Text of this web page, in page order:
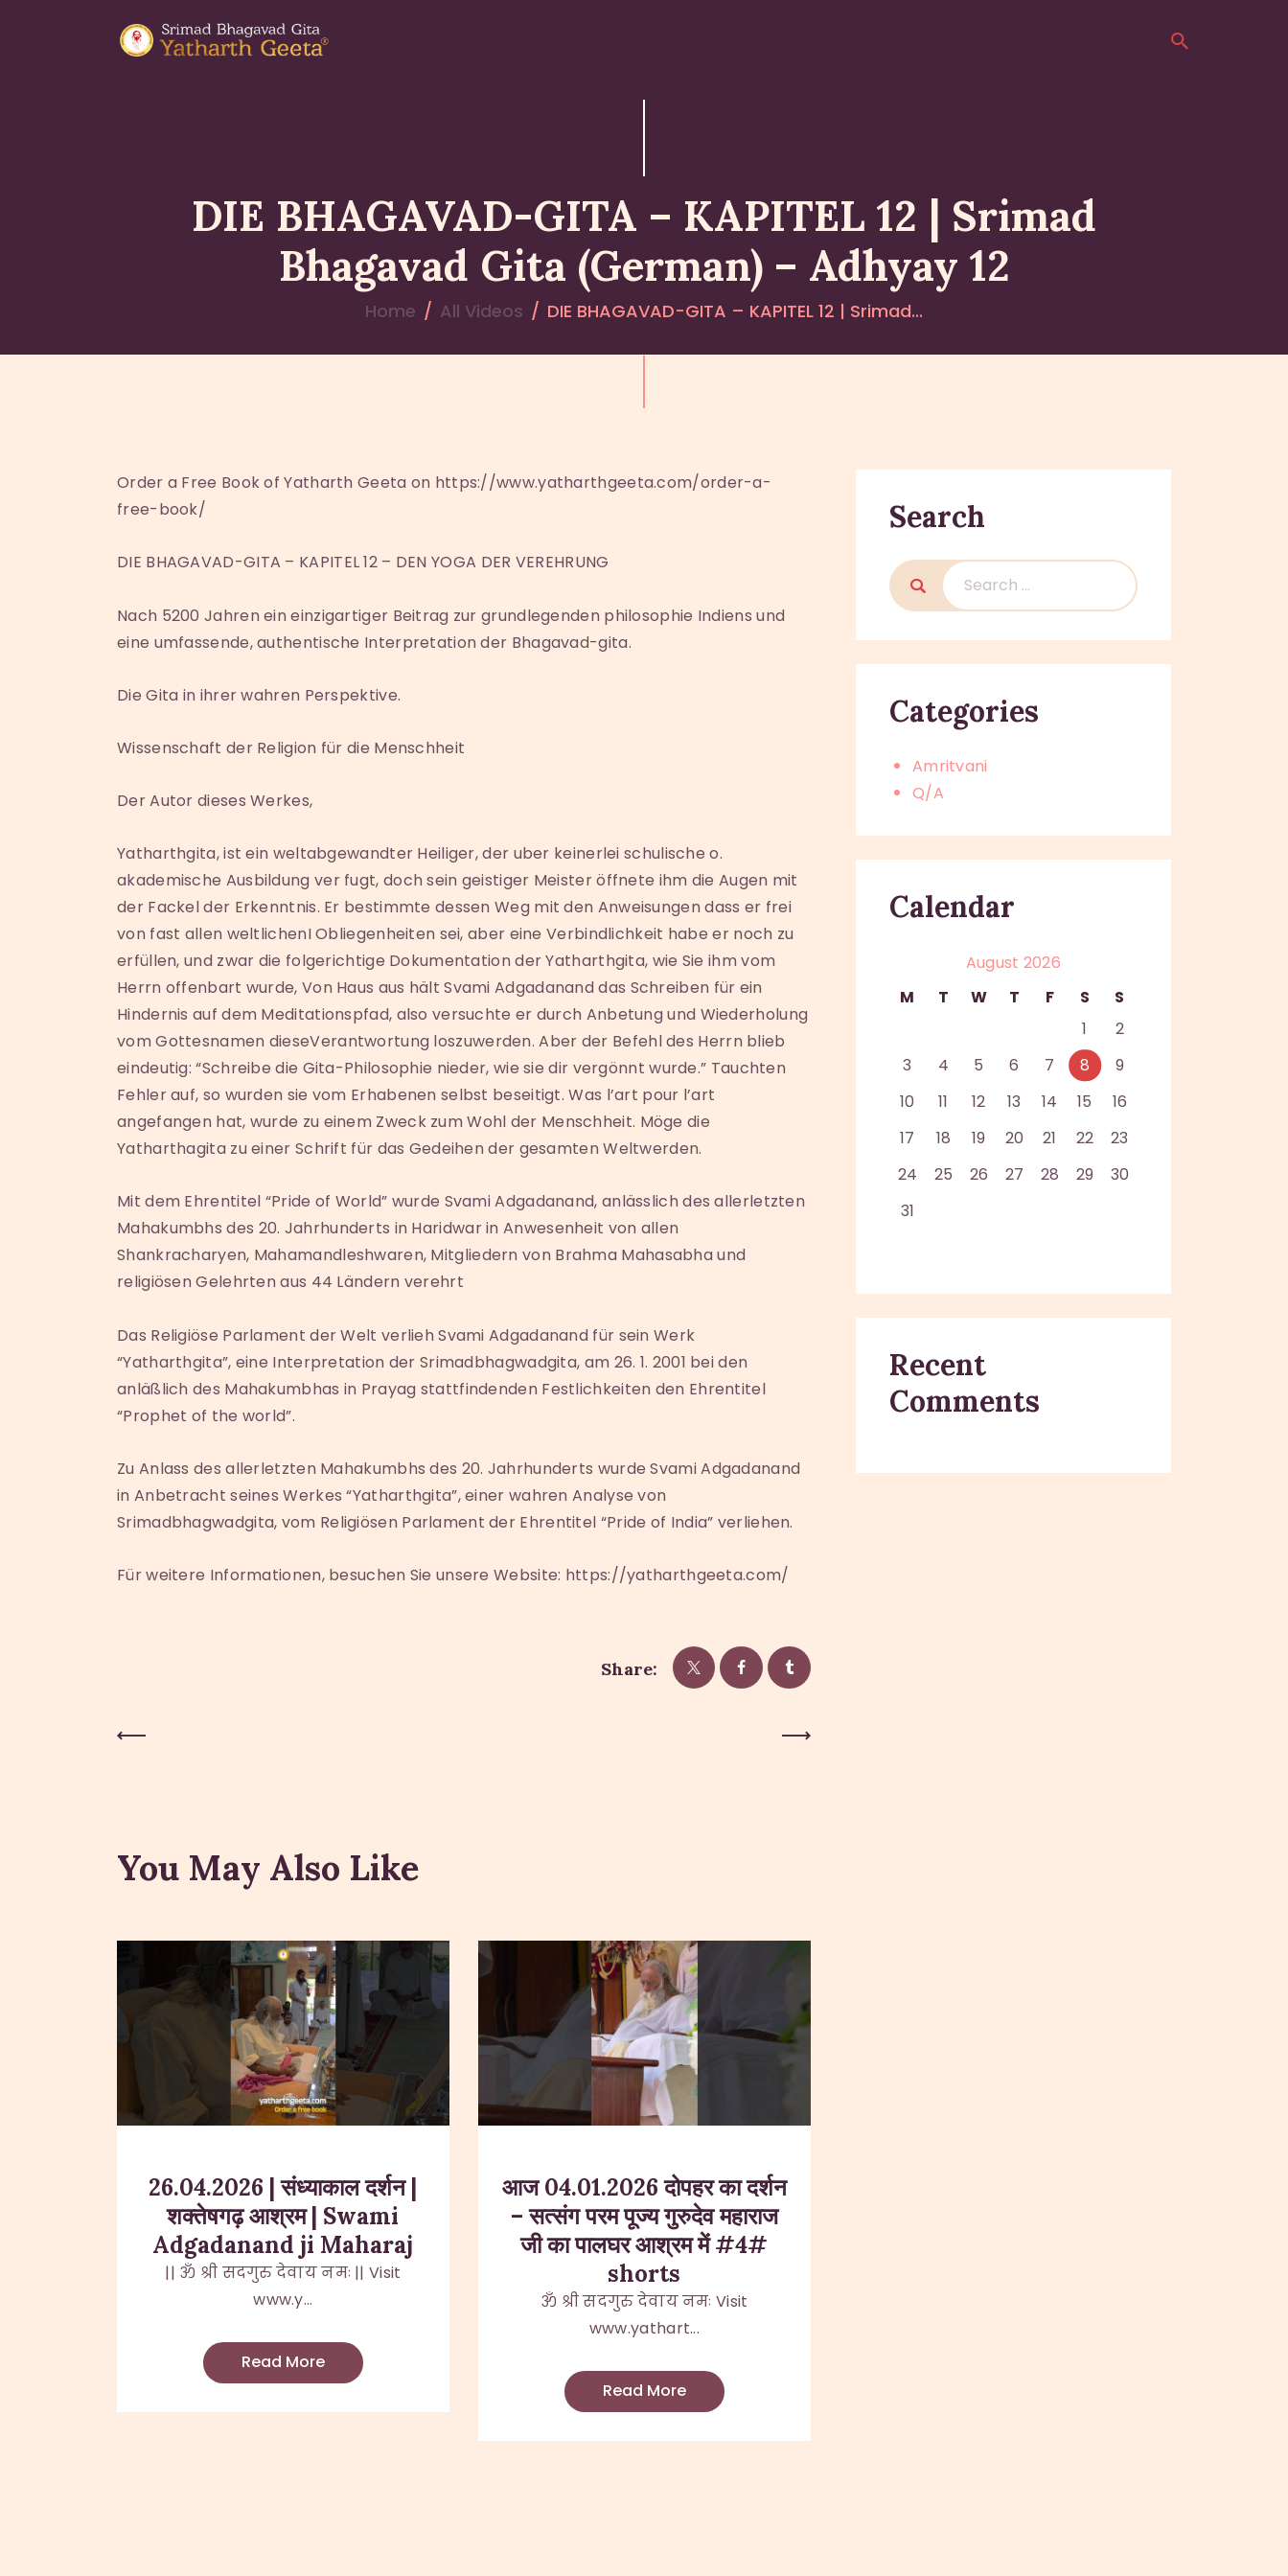
DIE BHAGAVAD-GITA – KAPITEL 12 | Srimad
Bhagavad Gita (German) – Adhyay 12
Home All Videos DIE BHAGAVAD-GITA – KAPITEL 12 | Srimad...
BOOKS & PUBLICATION
CONTACT US
Order a Free Book of Yatharth Geeta on https://www.yatharthgeeta.com/order-a-
free-book/
DIE BHAGAVAD-GITA – KAPITEL 12 – DEN YOGA DER VEREHRUNG
Nach 5200 Jahren ein einzigartiger Beitrag zur grundlegenden philosophie Indiens und
eine umfassende, authentische Interpretation der Bhagavad-gita.
Die Gita in ihrer wahren Perspektive.
Wissenschaft der Religion für die Menschheit
Der Autor dieses Werkes,
Yatharthgita, ist ein weltabgewandter Heiliger, der uber keinerlei schulische o.
akademische Ausbildung ver fugt, doch sein geistiger Meister öffnete ihm die Augen mit
der Fackel der Erkenntnis. Er bestimmte dessen Weg mit den Anweisungen dass er frei
von fast allen weltlichenI Obliegenheiten sei, aber eine Verbindlichkeit habe er noch zu
erfüllen, und zwar die folgerichtige Dokumentation der Yatharthgita, wie Sie ihm vom
Herrn offenbart wurde, Von Haus aus hält Svami Adgadanand das Schreiben für ein
Hindernis auf dem Meditationspfad, also versuchte er durch Anbetung und Wiederholung
vom Gottesnamen dieseVerantwortung loszuwerden. Aber der Befehl des Herrn blieb
eindeutig: “Schreibe die Gita-Philosophie nieder, wie sie dir vergönnt wurde.” Tauchten
Fehler auf, so wurden sie vom Erhabenen selbst beseitigt. Was l’art pour l’art
angefangen hat, wurde zu einem Zweck zum Wohl der Menschheit. Möge die
Yatharthagita zu einer Schrift für das Gedeihen der gesamten Weltwerden.
Mit dem Ehrentitel “Pride of World” wurde Svami Adgadanand, anlässlich des allerletzten
Mahakumbhs des 20. Jahrhunderts in Haridwar in Anwesenheit von allen
Shankracharyen, Mahamandleshwaren, Mitgliedern von Brahma Mahasabha und
religiösen Gelehrten aus 44 Ländern verehrt
Das Religiöse Parlament der Welt verlieh Svami Adgadanand für sein Werk
“Yatharthgita”, eine Interpretation der Srimadbhagwadgita, am 26. 1. 2001 bei den
anläßlich des Mahakumbhas in Prayag stattfindenden Festlichkeiten den Ehrentitel
“Prophet of the world”.
Zu Anlass des allerletzten Mahakumbhs des 20. Jahrhunderts wurde Svami Adgadanand
in Anbetracht seines Werkes “Yatharthgita”, einer wahren Analyse von
Srimadbhagwadgita, vom Religiösen Parlament der Ehrentitel “Pride of India” verliehen.
Für weitere Informationen, besuchen Sie unsere Website: https://yatharthgeeta.com/
Share:
Post
You May Also Like
26.04.2026 | संध्याकाल दर्शन |
शक्तेषगढ़ आश्रम | Swami
Adgadanand ji Maharaj
|| ॐ श्री सदगुरु देवाय नमः || Visit
www.y...
Read More
आज 04.01.2026 दोपहर का दर्शन
– सत्संग परम पूज्य गुरुदेव महाराज
जी का पालघर आश्रम में #4#
shorts
ॐ श्री सदगुरु देवाय नमः Visit
www.yathart...
Read More
Search
Search
for:
Categories
Amritvani
Q/A
Calendar
August 2026
M
T W T F S
S
1
2
3
4 5 6 7 8
9
10
11 12 13 14 15
16
17
18 19 20 21 22
23
24
25 26 27 28 29
30
31
Recent
Comments